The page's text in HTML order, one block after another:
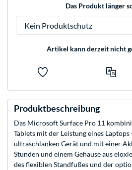
Das Produkt länger
Artikel kann derzeit nicht
Produktbeschreibung
Das Microsoft Surface Pro 11
Tablets mit der Leistung eines Laptops
ultraschlanken Gerät und mit einer
Stunden und einem Gehäuse aus
des flexiblen Standfußes und der